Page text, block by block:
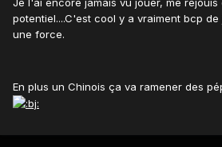
potentiel....C'est cool y a vraiment bcp
une force.
En plus un Chinois ça va ramener des